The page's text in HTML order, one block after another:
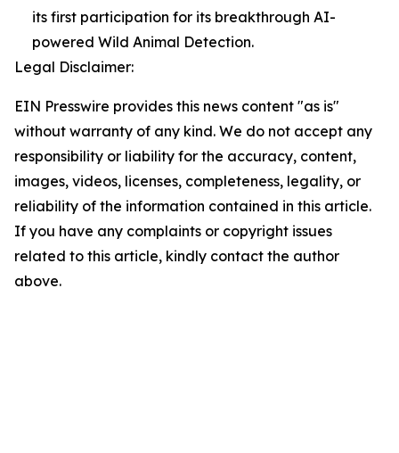
its first participation for its breakthrough AI-
powered Wild Animal Detection.
Legal Disclaimer:
EIN Presswire provides this news content "as is"
without warranty of any kind. We do not accept any
responsibility or liability for the accuracy, content,
images, videos, licenses, completeness, legality, or
reliability of the information contained in this article.
If you have any complaints or copyright issues
related to this article, kindly contact the author
above.